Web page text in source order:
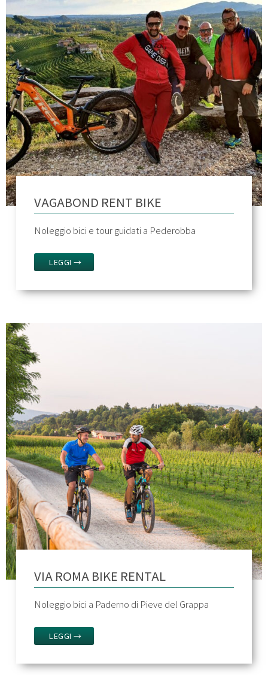
VAGABOND RENT BIKE
Noleggio bici e tour guidati a Pederobba
LEGGI →
VIA ROMA BIKE RENTAL
Noleggio bici a Paderno di Pieve del Grappa
LEGGI →